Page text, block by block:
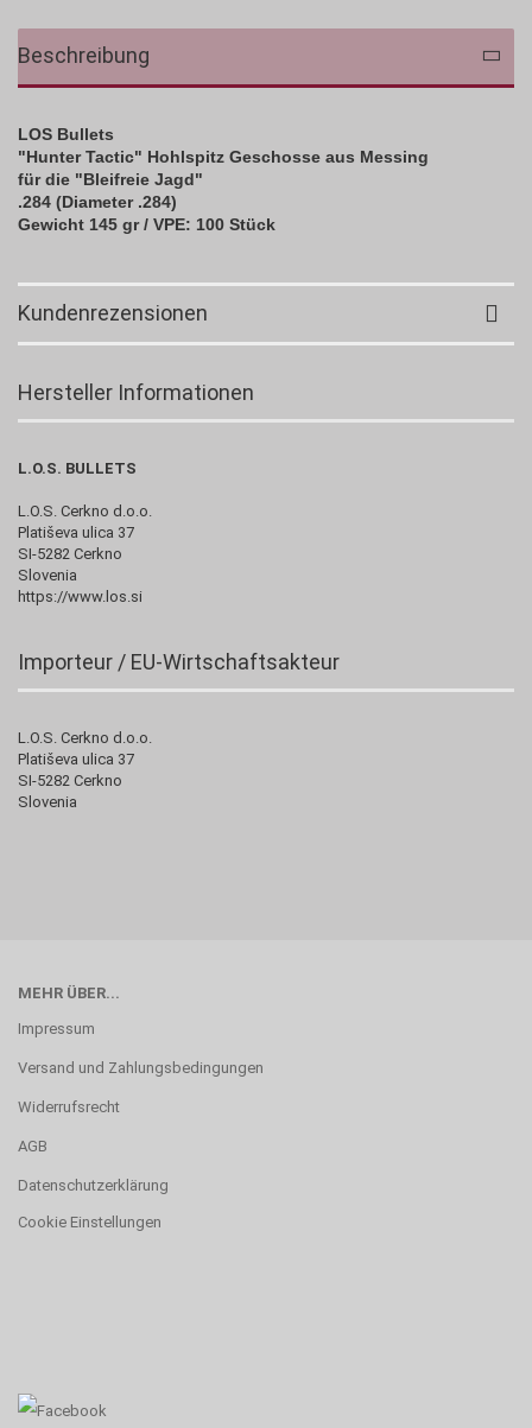
Beschreibung
LOS Bullets
"Hunter Tactic" Hohlspitz Geschosse aus Messing
für die "Bleifreie Jagd"
.284 (Diameter .284)
Gewicht 145 gr / VPE: 100 Stück
Kundenrezensionen
Hersteller Informationen
L.O.S. BULLETS
L.O.S. Cerkno d.o.o.
Platiševa ulica 37
SI-5282 Cerkno
Slovenia
https://www.los.si
Importeur / EU-Wirtschaftsakteur
L.O.S. Cerkno d.o.o.
Platiševa ulica 37
SI-5282 Cerkno
Slovenia
MEHR ÜBER...
Impressum
Versand und Zahlungsbedingungen
Widerrufsrecht
AGB
Datenschutzerklärung
Cookie Einstellungen